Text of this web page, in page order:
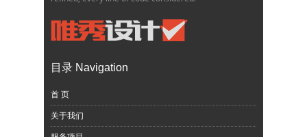
目录 Navigation
首 页
关于我们